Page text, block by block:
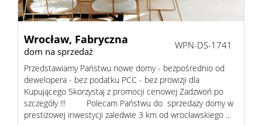
Wrocław, Fabryczna
dom na sprzedaż
WPN-DS-1741
Przedstawiamy Państwu nowe domy - bezpośrednio od
dewelopera - bez podatku PCC - bez prowizji dla
Kupującego Skorzystaj z promocji cenowej Zadzwoń po
szczegóły !!! Polecam Państwu do sprzedaży domy w
prestiżowej inwestycji zaledwie 3 km od wrocławskiego ...